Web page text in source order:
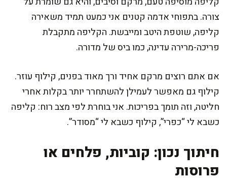
צורה. בתפוחי אדמה קטנים אני כמעט תמיד משאירה
קליפה, שוטפת היטב ומייבשת. הקליפה מתקבלת
פריכה-מרירה עדינה, כמו ביס של מדורה.
אם אתם רוצים מרקם אחיד ורך מאוד בפנים, קילוף עוזר.
קילוף גם מאפשר לעמילן להשתחרר יותר בקלות אחרי
חליטה, וזה תומך בפריכות. אני בוחרת לפי מצב רוח: קליפה
כשבא לי “כפרי”, קילוף כשבא לי “מסודר”.
חיתוך נכון: קוביות, פלחים או
פרוסות